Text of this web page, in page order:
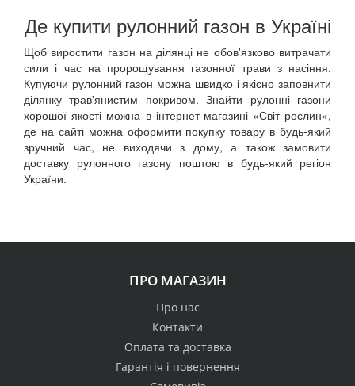
Де купити рулонний газон в Україні
Щоб виростити газон на ділянці не обов'язково витрачати
сили і час на пророщування газонної трави з насіння.
Купуючи рулонний газон можна швидко і якісно заповнити
ділянку трав'янистим покривом. Знайти рулонні газони
хорошої якості можна в інтернет-магазині «Світ рослин»,
де на сайті можна оформити покупку товару в будь-який
зручний час, не виходячи з дому, а також замовити
доставку рулонного газону поштою в будь-який регіон
України.
ПРО МАГАЗИН
Про нас
Контакти
Оплата та доставка
Гарантія і повернення